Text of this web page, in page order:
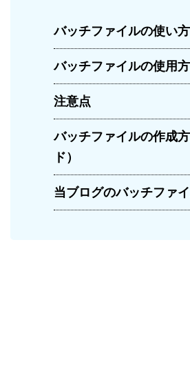
バッチファイルの使い方
バッチファイルの使用
注意点
バッチファイルの作成
ド）
当ブログのバッチファ